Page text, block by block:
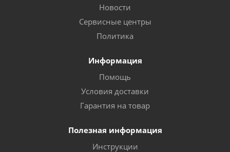
Новости
Сервисные центры
Политика
Информация
Помощь
Условия доставки
Гарантия на товар
Полезная информация
Инструкции